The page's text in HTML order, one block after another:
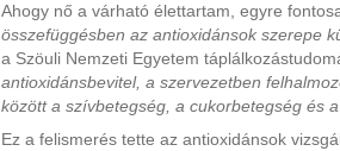
Ahogy nő a várható élettartam, egyre
összefüggésben az antioxidánsok szerepe
a Szöuli Nemzeti Egyetem
antioxidánsbevitel, a szervezetben
között a szívbetegség, a cukorbetegség és
Ez a felismerés tette az antioxidánsok